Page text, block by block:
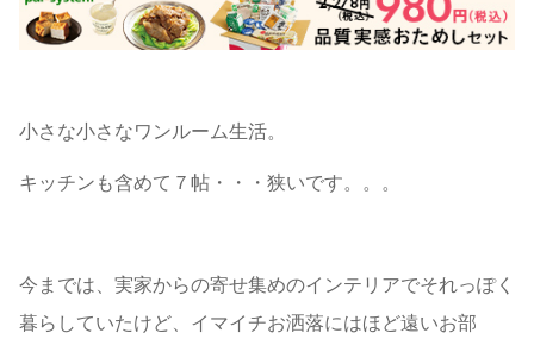
小さな小さなワンルーム生活。
キッチンも含めて７帖・・・狭いです。。。
今までは、実家からの寄せ集めのインテリアでそれっぽく
暮らしていたけど、イマイチお洒落にはほど遠いお部